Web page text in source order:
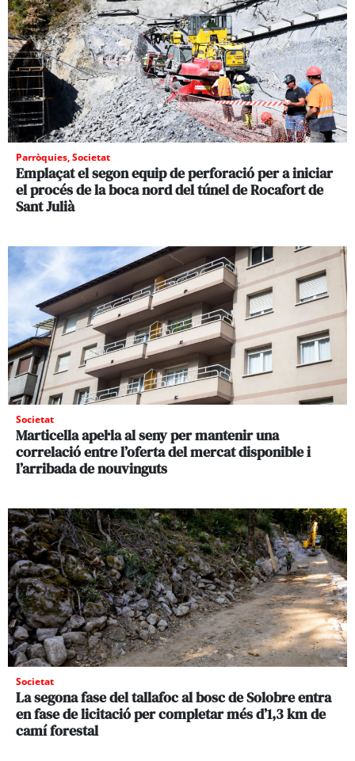
Parròquies,Societat
Emplaçat el segon equip de perforació per a iniciar
el procés de la boca nord del túnel de Rocafort de
Sant Julià
Societat
Marticella apel·la al seny per mantenir una
correlació entre l’oferta del mercat disponible i
l’arribada de nouvinguts
Societat
La segona fase del tallafoc al bosc de Solobre entra
en fase de licitació per completar més d’1,3 km de
camí forestal